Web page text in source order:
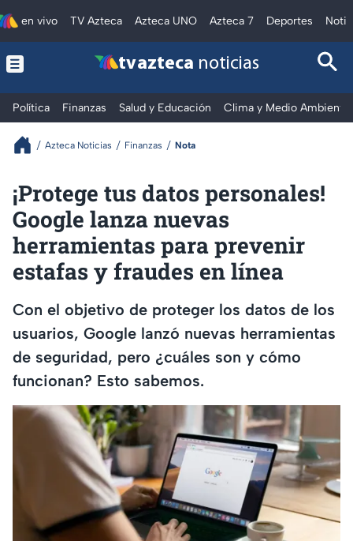
en vivo TV Azteca Azteca UNO Azteca 7 Deportes
tv azteca noticias
Política Finanzas Salud y Educación Clima y Medio Ambiente
Azteca Noticias Finanzas Nota
¡Protege tus datos personales!
Google lanza nuevas
herramientas para prevenir
estafas y fraudes en línea
Con el objetivo de proteger los datos de los
usuarios, Google lanzó nuevas herramientas
de seguridad, pero ¿cuáles son y cómo
funcionan? Esto sabemos.